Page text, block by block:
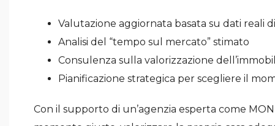
Valutazione aggiornata basata su dati reali
Analisi del “tempo sul mercato” stimato
Consulenza sulla valorizzazione
Pianificazione strategica per scegliere il
Con il supporto di un’agenzia esperta come